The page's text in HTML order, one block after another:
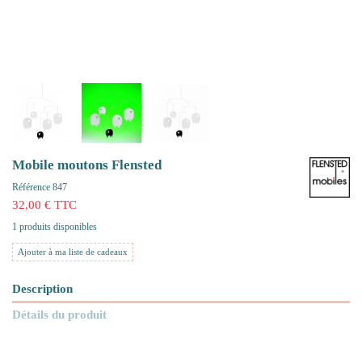
Mobile moutons Flensted
Référence 847
32,00 € TTC
1 produits disponibles
Ajouter à ma liste de cadeaux
Description
Détails du produit